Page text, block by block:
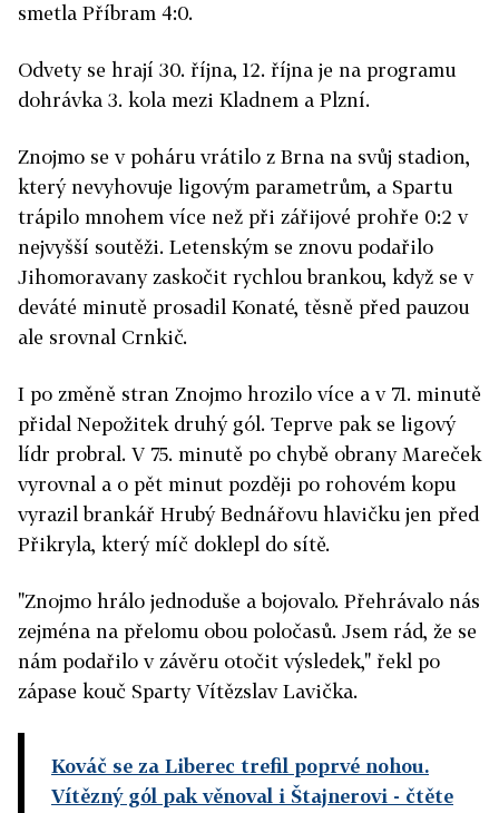
smetla Příbram 4:0.
Odvety se hrají 30. října, 12. října je na programu
dohrávka 3. kola mezi Kladnem a Plzní.
Znojmo se v poháru vrátilo z Brna na svůj stadion,
který nevyhovuje ligovým parametrům, a Spartu
trápilo mnohem více než při zářijové prohře 0:2 v
nejvyšší soutěži. Letenským se znovu podařilo
Jihomoravany zaskočit rychlou brankou, když se v
deváté minutě prosadil Konaté, těsně před pauzou
ale srovnal Crnkič.
I po změně stran Znojmo hrozilo více a v 71. minutě
přidal Nepožitek druhý gól. Teprve pak se ligový
lídr probral. V 75. minutě po chybě obrany Mareček
vyrovnal a o pět minut později po rohovém kopu
vyrazil brankář Hrubý Bednářovu hlavičku jen před
Přikryla, který míč doklepl do sítě.
"Znojmo hrálo jednoduše a bojovalo. Přehrávalo nás
zejména na přelomu obou poločasů. Jsem rád, že se
nám podařilo v závěru otočit výsledek," řekl po
zápase kouč Sparty Vítězslav Lavička.
Kováč se za Liberec trefil poprvé nohou.
Vítězný gól pak věnoval i Štajnerovi - čtěte